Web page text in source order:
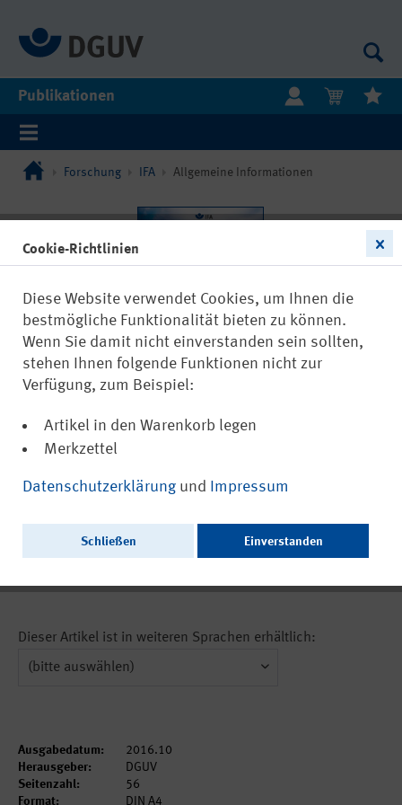
Publikationen
Forschung IFA Allgemeine Informationen
tomorrow’s occupational safety & health
Dieser Artikel ist in weiteren Sprachen erhältlich:
Ausgabedatum:
2016.10
Herausgeber:
DGUV
Seitenzahl:
56
Format:
DIN A4
Cookie-Richtlinien
Diese Website verwendet Cookies, um Ihnen die
bestmögliche Funktionalität bieten zu können.
Wenn Sie damit nicht einverstanden sein sollten,
stehen Ihnen folgende Funktionen nicht zur
Verfügung, zum Beispiel:
Artikel in den Warenkorb legen
Merkzettel
Datenschutzerklärung und Impressum
Schließen Einverstanden